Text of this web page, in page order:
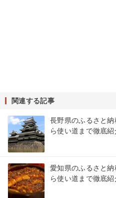
関連する記事
長野県のふるさと
ら使い道まで徹底紹
愛知県のふるさと
ら使い道まで徹底紹